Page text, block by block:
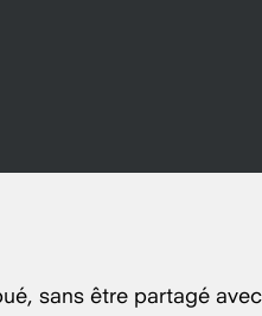
sans être partagé